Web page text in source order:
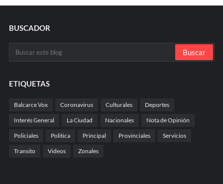
BUSCADOR
ETIQUETAS
Balcarce Vox Coronavirus Culturales Deportes
Interés General La Ciudad Nacionales Nota de Opinión
Policiales Politica Principal Provinciales Servicios
Transito Videos Zonales